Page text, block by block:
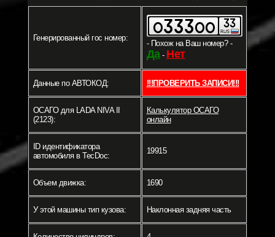
Генерированный гос номер:
- Похож на Ваш номер? -
Да- Нет
Данные по АВТОКОД: !!!ПРОВЕРИТЬ ЗАПИСИ!!!
ОСАГО для LADA NIVA II
(2123):
Калькулятор ОСАГО
онлайн
ID идентификатора
автомобиля в TecDoc:
19915
Объем движка: 1690
У этой машины тип кузова: Наклонная задняя часть